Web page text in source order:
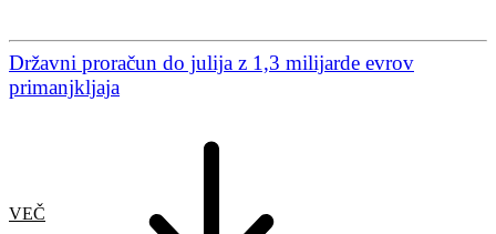
Državni proračun do julija z 1,3 milijarde evrov
primanjkljaja
VEČ